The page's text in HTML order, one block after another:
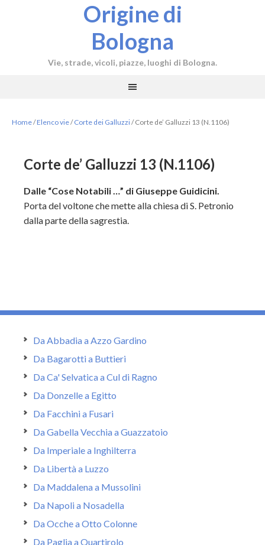
Origine di
Bologna
Vie, strade, vicoli, piazze, luoghi di Bologna.
Home/Elenco vie/ Corte dei Galluzzi/Corte de’ Galluzzi 13 (N.1106)
Corte de’ Galluzzi 13 (N.1106)
Dalle “Cose Notabili …” di Giuseppe Guidicini.
Porta del voltone che mette alla chiesa di S. Petronio
dalla parte della sagrestia.
Da Abbadia a Azzo Gardino
Da Bagarotti a Buttieri
Da Ca' Selvatica a Cul di Ragno
Da Donzelle a Egitto
Da Facchini a Fusari
Da Gabella Vecchia a Guazzatoio
Da Imperiale a Inghilterra
Da Libertà a Luzzo
Da Maddalena a Mussolini
Da Napoli a Nosadella
Da Ocche a Otto Colonne
Da Paglia a Quartirolo